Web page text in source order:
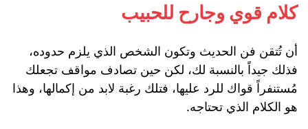
كلام قوي وجارح للحبيب
أن تُتقن فن الحديث وتكون الشخص الذي يلزم حدوده،
فذلك جيداً بالنسبة لك، لكن حين تصادف مواقف تجعلك
مُستنفراً قواك للرد عليها، فتلك رغبة لابد من إكمالها، وهذا
هو الكلام الذي تحتاجه.